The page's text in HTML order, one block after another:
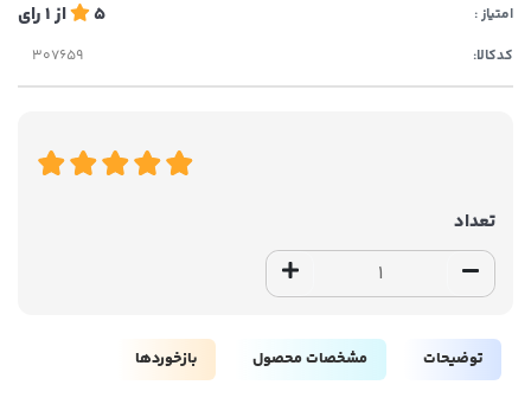
امتیاز : 5 از1رای
کدکالا:
تعداد
توضیحات مشخصات محصول بازخوردها